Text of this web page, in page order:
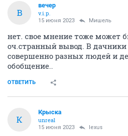
В
вечер
v.i.p.
15 июня 2023 Мишель
нет. свое мнение тоже может
оч.странный вывод. В дачники
совершенно разных людей и
обобщение..
ОТВЕТИТЬ
К
Крыска
unreal
15 июня 2023 lexus